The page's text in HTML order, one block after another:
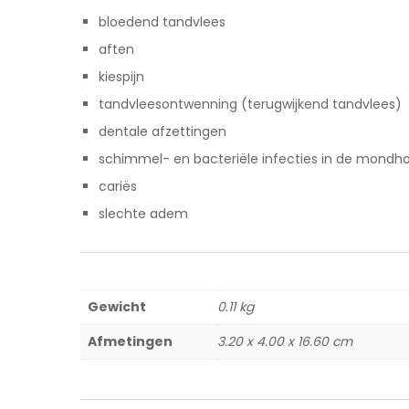
bloedend tandvlees
aften
kiespijn
tandvleesontwenning (terugwijkend tandvlees)
dentale afzettingen
schimmel- en bacteriële infecties in de
cariës
slechte adem
Gewicht
0.11 kg
Afmetingen
3.20 x 4.00 x 16.60 cm